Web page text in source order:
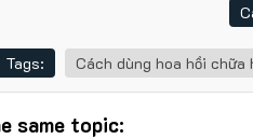
Tags: Cách dùng hoa hồi chữa
same topic: